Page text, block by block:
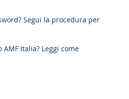
Segui la procedura per
Italia? Leggi come